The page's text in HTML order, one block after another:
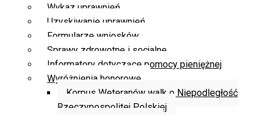
Wykaz uprawnień
Uzyskiwanie uprawnień
Formularze wniosków
Sprawy zdrowotne i socjalne
Informatory dotyczące pomocy pieniężnej
Wyróżnienia honorowe
Korpus Weteranów walk o Niepodległość
Rzeczypospolitej Polskiej